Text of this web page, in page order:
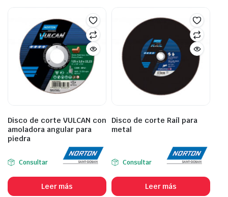
Disco de corte VULCAN con
amoladora angular para
piedra
Consultar
Leer más
Disco de corte Raíl para
metal
Consultar
Leer más